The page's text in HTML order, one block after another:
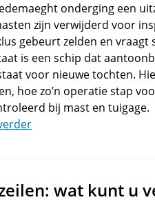
onderging een
zijn verwijderd voor
gebeurt zelden en
is een schip dat
voor nieuwe tochten.
hoe zo’n operatie stap
bij mast en tuigage.
wat kunt u